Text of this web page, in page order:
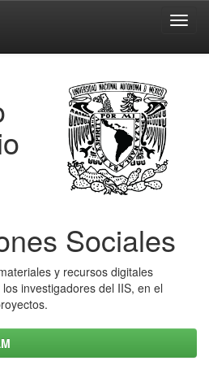
Sociales
y recursos digitales
investigadores del IIS, en el